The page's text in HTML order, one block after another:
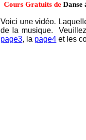
Voici une vidéo.
de la musique.
page3, la page4 et les
Cours Gratuits de Danse